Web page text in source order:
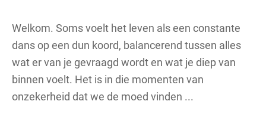
Welkom. Soms voelt het leven als een constante
dans op een dun koord, balancerend tussen alles
wat er van je gevraagd wordt en wat je diep van
binnen voelt. Het is in die momenten van
onzekerheid dat we de moed vinden ...